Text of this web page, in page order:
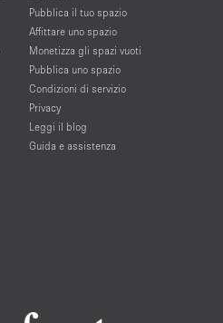
Pubblica il tuo spazio
Affittare uno spazio
Monetizza gli spazi vuoti
Pubblica uno spazio
Condizioni di servizio
Privacy
Leggi il blog
Guida e assistenza